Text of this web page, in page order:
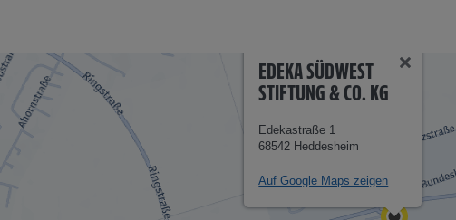
EDEKA SÜDWEST
STIFTUNG & CO. KG
Edekastraße 1
68542 Heddesheim
Auf Google Maps zeigen